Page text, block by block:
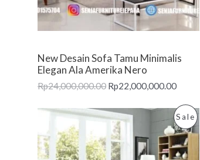
T
A
L
New Desain Sofa Tamu Minimalis
Elegan Ala Amerika Nero
Rp24,000,000.00 Rp22,000,000.00
SaleP